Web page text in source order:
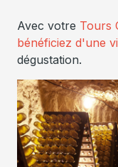
Avec votre Tours
bénéficiez d'une
dégustation.